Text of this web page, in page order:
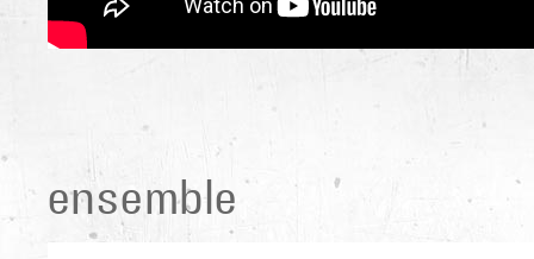
ensemble